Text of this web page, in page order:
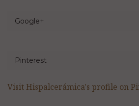
Google+
Pinterest
Visit Hispalcerámica's profile on